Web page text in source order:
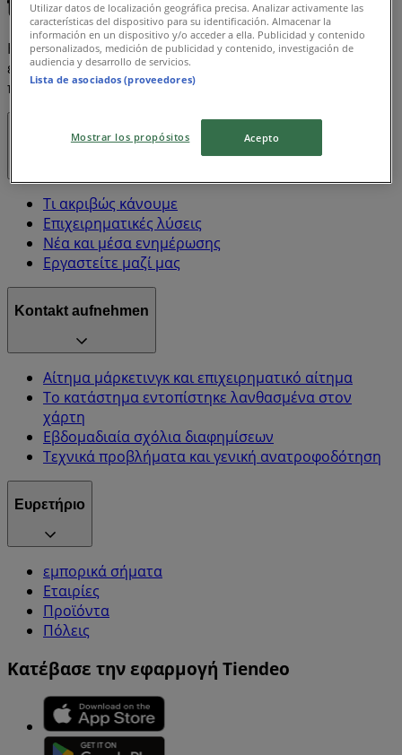
Η Tiendeo είναι μέρος της Shopfully, της τεχνολογικής
εταιρείας που επαναπροσδιορίζει τις τοπικές αγορές
παγκοσμίως.
Τι ακριβώς κάνουμε
Επιχειρηματικές λύσεις
Νέα και μέσα ενημέρωσης
Εργαστείτε μαζί μας
Kontakt aufnehmen
Αίτημα μάρκετινγκ και επιχειρηματικό αίτημα
Το κατάστημα εντοπίστηκε λανθασμένα στον
χάρτη
Εβδομαδιαία σχόλια διαφημίσεων
Τεχνικά προβλήματα και γενική ανατροφοδότηση
Ευρετήριο
εμπορικά σήματα
Εταιρίες
Προϊόντα
Πόλεις
Κατέβασε την εφαρμογή Tiendeo
Utilizar datos de localización geográfica precisa. Analizar activamente las
características del dispositivo para su identificación. Almacenar la
información en un dispositivo y/o acceder a ella. Publicidad y contenido
personalizados, medición de publicidad y contenido, investigación de
audiencia y desarrollo de servicios.
Lista de asociados (proveedores)
Mostrar los propósitos Acepto